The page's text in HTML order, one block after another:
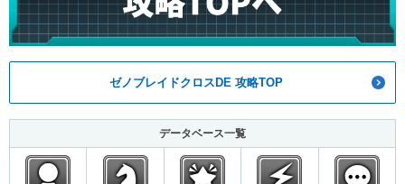
ゼノブレイドクロスDE 攻略TOP
データベース一覧